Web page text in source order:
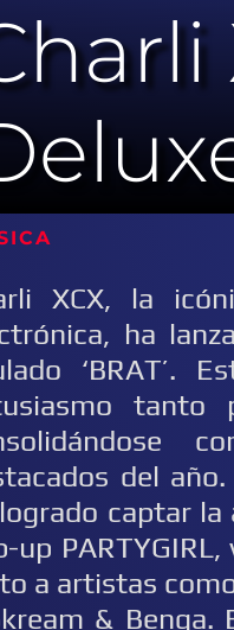
XCX, la
ha
‘BRAT’.
del
captar la
up
a artistas
& Benga.